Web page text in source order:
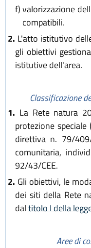
f)valorizzazione
compatibili.
2. L'atto istitutivo
gli obiettivi
istitutive dell'area.
Classificazione
1. La Rete natura
protezione
direttiva n. 79/
comunitaria,
92/43/CEE.
2. Gli obiettivi, le
dei siti della Rete
daltitolo I della
Aree di